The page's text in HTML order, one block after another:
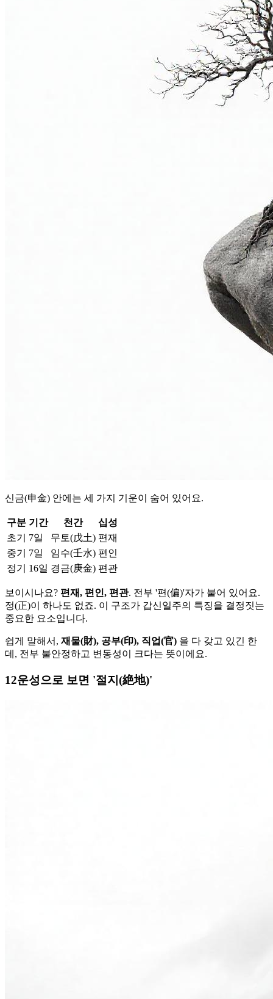
신금(申金) 안에는 세 가지 기운이 숨어 있어요.
구분 기간 천간
십성
초기
7일 무토(戊土) 편재
중기
7일 임수(壬水) 편인
정기
16일 경금(庚金) 편관
보이시나요? 편재, 편인, 편관. 전부 '편(偏)'자가 붙어 있어요.
정(正)이 하나도 없죠. 이 구조가 갑신일주의 특징을 결정짓는
중요한 요소입니다.
쉽게 말해서, 재물(財), 공부(印), 직업(官) 을 다 갖고 있긴 한
데, 전부 불안정하고 변동성이 크다는 뜻이에요.
12운성으로 보면 '절지(絶地)'